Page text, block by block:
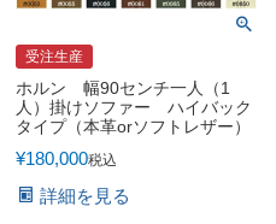
受注生産
ホルン 幅90センチ一人（1
人）掛けソファー ハイバック
タイプ（本革orソフトレザー）
¥180,000税込
詳細を見る